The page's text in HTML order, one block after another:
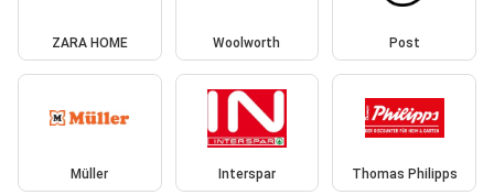
ZARA HOME Woolworth Post
Müller Interspar Thomas Philipps